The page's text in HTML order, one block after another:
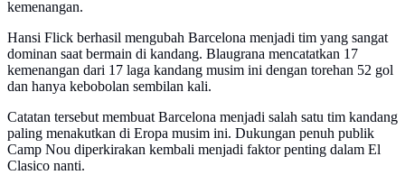
kemenangan.
Hansi Flick berhasil mengubah Barcelona menjadi tim yang sangat
dominan saat bermain di kandang. Blaugrana mencatatkan 17
kemenangan dari 17 laga kandang musim ini dengan torehan 52 gol
dan hanya kebobolan sembilan kali.
Catatan tersebut membuat Barcelona menjadi salah satu tim kandang
paling menakutkan di Eropa musim ini. Dukungan penuh publik
Camp Nou diperkirakan kembali menjadi faktor penting dalam El
Clasico nanti.